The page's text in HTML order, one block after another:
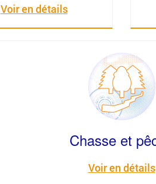
Voir en détails
Chasse et
Voir en détails